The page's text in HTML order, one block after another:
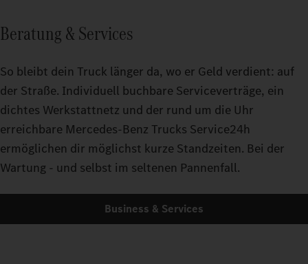
Beratung & Services
So bleibt dein Truck länger da, wo er Geld verdient: auf
der Straße. Individuell buchbare Serviceverträge, ein
dichtes Werkstattnetz und der rund um die Uhr
erreichbare Mercedes-Benz Trucks Service24h
ermöglichen dir möglichst kurze Standzeiten. Bei der
Wartung - und selbst im seltenen Pannenfall.
Business & Services